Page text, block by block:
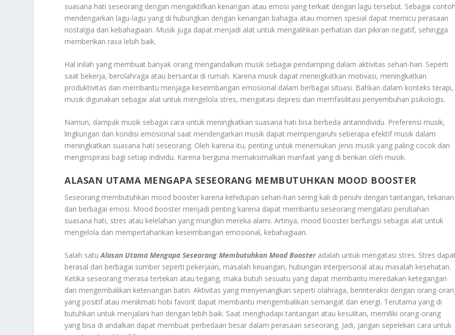
suasana hati seseorang dengan mengaktifkan kenangan atau emosi yang terkait dengan lagu tersebut. Sebagai
mendengarkan lagu-lagu yang di hubungkan dengan kenangan bahagia atau momen spesial dapat memicu perasaan
nostalgia dan kebahagiaan. Musik juga dapat menjadi alat untuk mengalihkan perhatian dari pikiran negatif, sehingga
memberikan rasa lebih baik.
Hal inilah yang membuat banyak orang mengandalkan musik sebagai pendamping dalam aktivitas sehari-hari. Seperti
saat bekerja, berolahraga atau bersantai di rumah. Karena musik dapat meningkatkan motivasi, meningkatkan
produktivitas dan membantu menjaga keseimbangan emosional dalam berbagai situasi. Bahkan dalam konteks terapi,
musik digunakan sebagai alat untuk mengelola stres, mengatasi depresi dan memfasilitasi penyembuhan psikologis.
Namun, dampak musik sebagai cara untuk meningkatkan suasana hati bisa berbeda antarindividu. Preferensi musik,
lingkungan dan kondisi emosional saat mendengarkan musik dapat mempengaruhi seberapa efektif musik dalam
meningkatkan suasana hati seseorang. Oleh karena itu, penting untuk menemukan jenis musik yang paling cocok dan
menginspirasi bagi setiap individu. Karena berguna memaksimalkan manfaat yang di berikan oleh musik.
ALASAN UTAMA MENGAPA SESEORANG MEMBUTUHKAN MOOD BOOSTER
Seseorang membutuhkan mood booster karena kehidupan sehari-hari sering kali di penuhi dengan tantangan, tekanan
dan berbagai emosi. Mood booster menjadi penting karena dapat membantu seseorang mengatasi perubahan
suasana hati, stres atau kelelahan yang mungkin mereka alami. Artinya, mood booster berfungsi sebagai alat untuk
mengelola dan mempertahankan keseimbangan emosional, kebahagiaan.
Salah satuAlasan Utama Mengapa Seseorang Membutuhkan Mood Boosteradalah untuk mengatasi stres. Stres
berasal dari berbagai sumber seperti pekerjaan, masalah keuangan, hubungan interpersonal atau masalah kesehatan.
Ketika seseorang merasa tertekan atau tegang, maka butuh sesuatu yang dapat membantu meredakan ketegangan
dan mengembalikan ketenangan batin. Aktivitas yang menyenangkan seperti olahraga, berinteraksi dengan orang-
yang positif atau menikmati hobi favorit dapat membantu mengembalikan semangat dan energi. Terutama yang di
butuhkan untuk menjalani hari dengan lebih baik. Saat menghadapi tantangan atau kesulitan, memiliki orang-orang
yang bisa di andalkan dapat membuat perbedaan besar dalam perasaan seseorang. Jadi, jangan sepelekan cara untuk